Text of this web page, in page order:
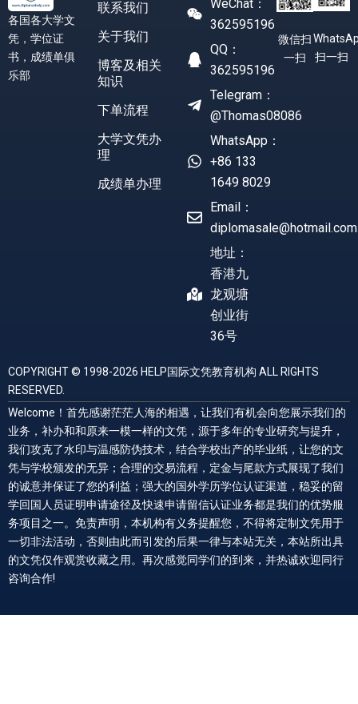
各国各大学文
凭，学位证
书，成绩单俱
乐部
联系我们
关于我们
博客及相关
知识
下单流程
大学文凭办
理
成绩单办理
WeChat：
362595196
QQ：
362595196
Telegram：
@Thomas08086
WhatsApp：
+86 133
1649 8029
Email：
diplomasale@hotmail.com
地址：
香港九
龙观塘
创业街
36号
微信扫
一扫
扫一扫
COPYRIGHT © 1998-2026 HELP国际文凭教育机构 ALL RIGHTS
RESERVED.
Welcome！首先感谢茫茫人海的相遇，让我们有机会向您展示我们的
业务，补办和和原来一模一样的文凭，源于多年的专业研究与提升，
我们攻克了水印与温感防伪技术，结合学校出产的毕业纸，让您的文
凭与学校颁发的无异；合理的交易流程，定金与尾款方式展现了我们
的诚意并保证了您的利益；强大的国外学历学位认证渠道，稳妥的留
学回国人员证明申请途径及快速申请留信认证业务都是我们的优势服
务项目之一。免责声明，本机构有义务提醒您，不得将定制文凭用于
一切非法活动，否则由此而引发的后果一律与本站无关，本站所出具
的文凭仅作观赏收藏之用。再次感觉同学们的到来，并热诚欢迎同行
咨询合作!